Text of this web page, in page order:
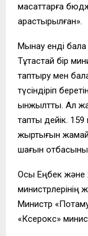
мақсаттарға
қарастырылған».
Мынау енді
Тұтастай бір
таптыру мен
түсіндіріп
қынжылтты. Ал
таптық дейік.
жыртығын
шағын
Осы Еңбек және
министрлерінің
Министр
«Ксерокс»